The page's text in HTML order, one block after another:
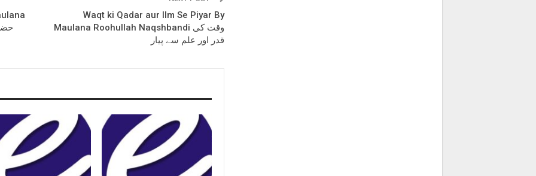
Waqt ki Qadar aur Ilm Se Piyar By
Maulana Roohullah Naqshbandi وقت کی
قدر اور علم سے پیار